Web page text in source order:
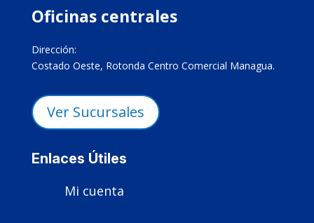
Oficinas centrales
Dirección:
Costado Oeste, Rotonda Centro Comercial Managua.
Ver Sucursales
Enlaces Útiles
Mi cuenta